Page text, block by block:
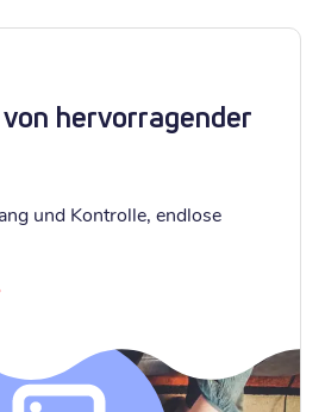
hervorragender
und Kontrolle, endlose